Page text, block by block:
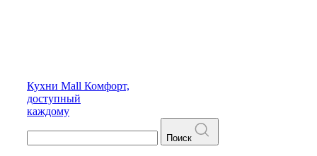
Кухни Mall Комфорт,
доступный
каждому
Поиск